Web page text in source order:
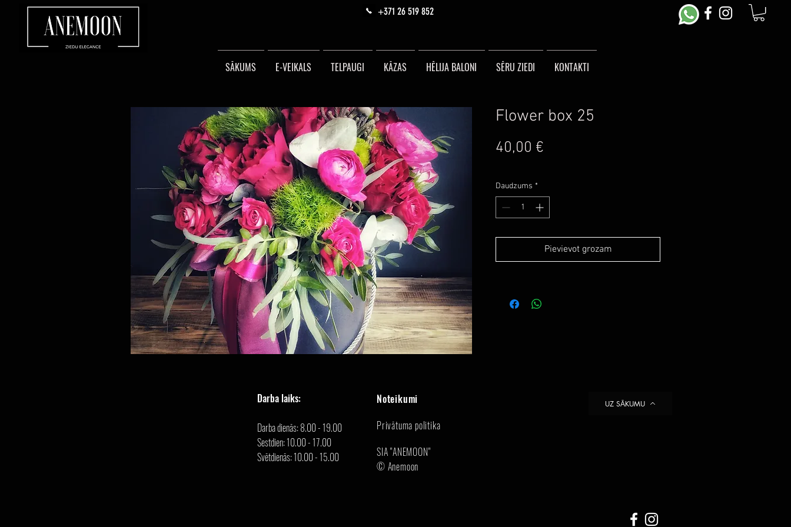
+371 26 519 852
SĀKUMS E-VEIKALS TELPAUGI KĀZAS HĒLIJA BALONI SĒRU ZIEDI KONTAKTI
Flower box 25
40,00 €
Daudzums *
Pievievot grozam
Darba laiks:
Darba dienās: 8.00 - 19.00
Sestdien: 10.00 - 17.00
Svētdienās: 10.00 - 15.00
Noteikumi
Privātuma politika
SIA "ANEMOON"
© Anemoon
UZ SĀKUMU